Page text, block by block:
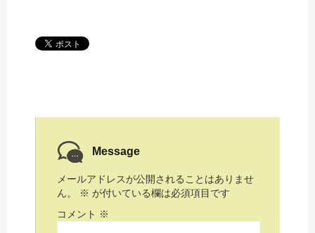
Message
メールアドレスが公開されることはありませ
ん。
※ が付いている欄は必須項目です
コメント ※